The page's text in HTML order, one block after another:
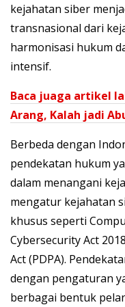
kejahatan siber
transnasional dari
harmonisasi hukum
intensif.
Baca juaga artikel
Arang, Kalah jadi
Berbeda dengan
pendekatan hukum
dalam menangani
mengatur kejahatan
khusus seperti
Cybersecurity Act
Act (PDPA).
dengan pengaturan
berbagai bentuk